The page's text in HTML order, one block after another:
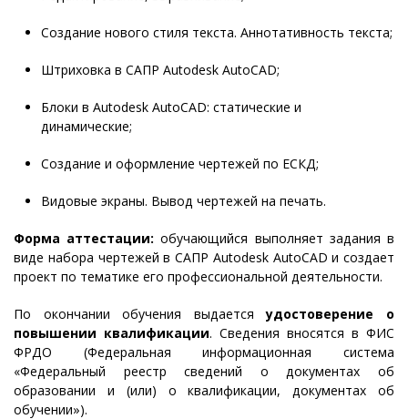
Создание нового стиля текста. Аннотативность текста;
Штриховка в САПР Autodesk AutoCAD;
Блоки в Autodesk AutoCAD: статические и
динамические;
Создание и оформление чертежей по ЕСКД;
Видовые экраны. Вывод чертежей на печать.
Форма аттестации: обучающийся выполняет задания в
виде набора чертежей в САПР Autodesk AutoCAD и создает
проект по тематике его профессиональной деятельности.
По окончании обучения выдаетсяудостоверение о
повышении квалификации. Сведения вносятся в ФИС
ФРДО (Федеральная информационная система
«Федеральный реестр сведений о документах об
образовании и (или) о квалификации, документах об
обучении»).